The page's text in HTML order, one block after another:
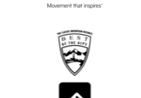
Envíe su evento
Service groupes et
Descargar
Turismo y